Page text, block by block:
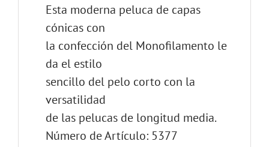
Esta moderna peluca de capas
cónicas con
la confección del Monofilamento le
da el estilo
sencillo del pelo corto con la
versatilidad
de las pelucas de longitud media.
Número de Artículo: 5377